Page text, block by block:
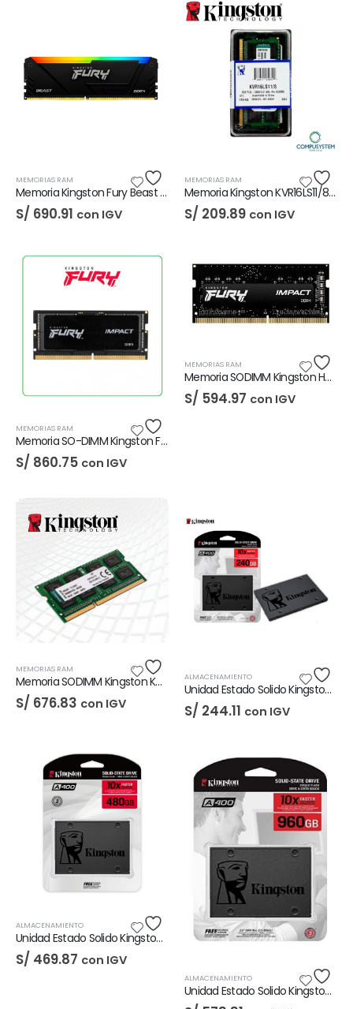
MEMORIAS RAM
Memoria Kingston Fury Beast RGB 16GB DDR4-3600
S/ 690.91 con IGV
MEMORIAS RAM
Memoria Kingston KVR16LS11/8WP 8GB DDR3L SODIMM
S/ 209.89 con IGV
MEMORIAS RAM
Memoria SO-DIMM Kingston Fury Impact 16GB DDR5-4800
S/ 860.75 con IGV
MEMORIAS RAM
Memoria SODIMM Kingston Hyper Impact 16GB DDR4-3200
S/ 594.97 con IGV
MEMORIAS RAM
Memoria SODIMM Kingston KVR32S22D8/16 16GB DDR4-3200
S/ 676.83 con IGV
ALMACENAMIENTO
Unidad Estado Solido Kingston A400 240GB
S/ 244.11 con IGV
ALMACENAMIENTO
Unidad Estado Solido Kingston A400 480GB
S/ 469.87 con IGV
ALMACENAMIENTO
Unidad Estado Solido Kingston A400 960GB